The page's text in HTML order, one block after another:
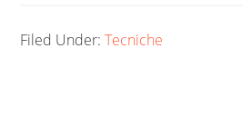
Filed Under:Tecniche